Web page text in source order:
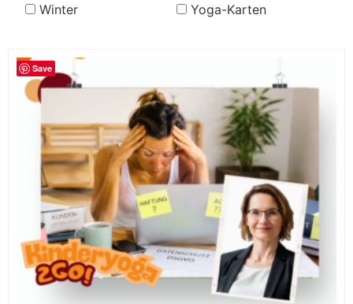
Winter
Yoga-Karten
Save